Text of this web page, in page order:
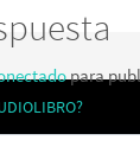
para